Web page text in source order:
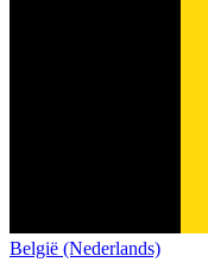
België (Nederlands)